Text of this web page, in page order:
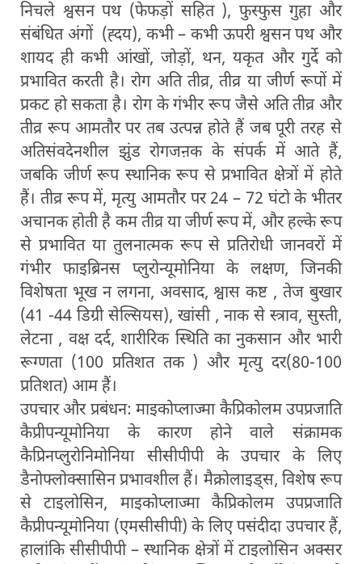
निचले श्वसन पथ (फेफड़ों सहित ), फुस्फुस गुहा और
संबंधित अंगों (ह्दय), कभी – कभी ऊपरी श्वसन पथ और
शायद ही कभी आंखों, जोड़ों, थन, यकृत और गुर्दे को
प्रभावित करती है। रोग अति तीव्र, तीव्र या जीर्ण रूपों में
प्रकट हो सकता है। रोग के गंभीर रूप जैसे अति तीव्र और
तीव्र रूप आमतौर पर तब उत्पन्न होते हैं जब पूरी तरह से
अतिसंवदेनशील झुंड रोगजऩक के संपर्क में आते हैं,
जबकि जीर्ण रूप स्थानिक रूप से प्रभावित क्षेत्रों में होते
हैं। तीव्र रूप में, मृत्यु आमतौर पर 24 – 72 घंटो के भीतर
अचानक होती है कम तीव्र या जीर्ण रूप में, और हल्के रूप
से प्रभावित या तुलनात्मक रूप से प्रतिरोधी जानवरों में
गंभीर फाइब्रिनस प्लुरोन्यूमोनिया के लक्षण, जिनकी
विशेषता भूख न लगना, अवसाद, श्वास कष्ट , तेज बुखार
(41 -44 डिग्री सेल्सियस), खांसी , नाक से स्त्राव, सुस्ती,
लेटना , वक्ष दर्द, शारीरिक स्थिति का नुकसान और भारी
रूग्णता (100 प्रतिशत तक ) और मृत्यु दर(80-100
प्रतिशत) आम हैं।
उपचार और प्रबंधन: माइकोप्लाज्मा कैप्रिकोलम उपप्रजाति
कैप्रीपन्यूमोनिया के कारण होने वाले संक्रामक
कैप्रिनप्लुरोनिमोनिया सीसीपीपी के उपचार के लिए
डैनोफ्लोक्सासिन प्रभावशील हैं। मैक्रोलाइड्स, विशेष रूप
से टाइलोसिन, माइकोप्लाज्मा कैप्रिकोलम उपप्रजाति
कैप्रीपन्यूमोनिया (एमसीसीपी) के लिए पसंदीदा उपचार हैं,
हालांकि सीसीपीपी – स्थानिक क्षेत्रों में टाइलोसिन अक्सर